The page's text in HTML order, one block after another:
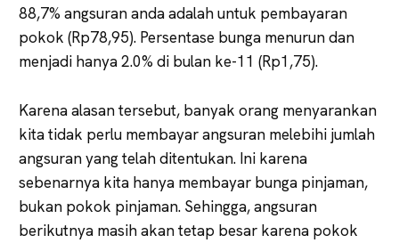
88,7% angsuran anda adalah untuk pembayaran
pokok (Rp78,95). Persentase bunga menurun dan
menjadi hanya 2.0% di bulan ke-11 (Rp1,75).
Karena alasan tersebut, banyak orang menyarankan
kita tidak perlu membayar angsuran melebihi jumlah
angsuran yang telah ditentukan. Ini karena
sebenarnya kita hanya membayar bunga pinjaman,
bukan pokok pinjaman. Sehingga, angsuran
berikutnya masih akan tetap besar karena pokok